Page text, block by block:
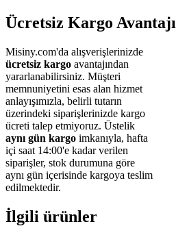
Ücretsiz Kargo Avantajı
Misiny.com'da alışverişlerinizde
ücretsiz kargo avantajından
yararlanabilirsiniz. Müşteri
memnuniyetini esas alan hizmet
anlayışımızla, belirli tutarın
üzerindeki siparişlerinizde kargo
ücreti talep etmiyoruz. Üstelik
aynı gün kargo imkanıyla, hafta
içi saat 14:00'e kadar verilen
siparişler, stok durumuna göre
aynı gün içerisinde kargoya teslim
edilmektedir.
İlgili ürünler